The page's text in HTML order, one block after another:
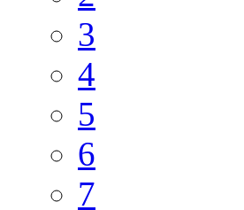
3
4
5
6
7